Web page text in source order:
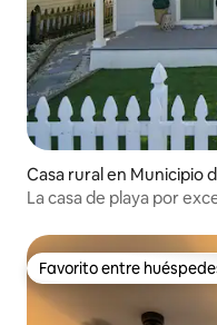
Casa rural en Municipio
La casa de playa por
Favorito entre
Favorito entre